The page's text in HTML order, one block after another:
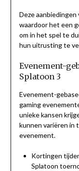
Deze aanbiedingen
waardoor het een
om in het spel te
hun uitrusting te
Evenement-
Splatoon 3
Evenement-
gaming
unieke kansen
kunnen variëren in
evenement.
Kortingen
Splatoon